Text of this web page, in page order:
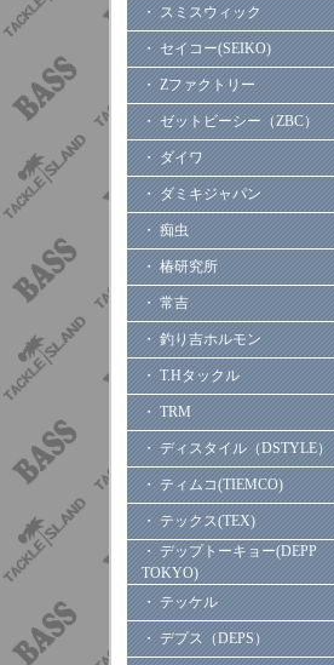
・ スミスウィック
・ セイコー(SEIKO)
・ Zファクトリー
・ ゼットビーシー（ZBC）
・ ダイワ
・ ダミキジャパン
・ 痴虫
・ 椿研究所
・ 常吉
・ 釣り吉ホルモン
・ T.Hタックル
・ TRM
・ ディスタイル（DSTYLE）
・ ティムコ(TIEMCO)
・ テックス(TEX)
・ デップトーキョー(DEPP
TOKYO)
・ テッケル
・ デプス（DEPS）